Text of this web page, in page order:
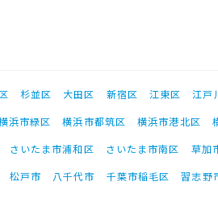
杉並区 大田区 新宿区 江東区 江戸
浜市緑区 横浜市都筑区 横浜市港北区
さいたま市浦和区 さいたま市南区 草加
松戸市 八千代市 千葉市稲毛区 習志野